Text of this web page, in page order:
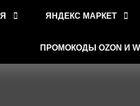
ЯНДЕКС МАРКЕТ
ПРОМОКОДЫ OZON И